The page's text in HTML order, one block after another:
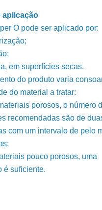
aplicação
O pode ser aplicado por:
em superfícies secas.
do produto varia
do material a tratar:
porosos, o número
recomendadas são de
com um intervalo de pelo
pouco porosos, uma
é suficiente.